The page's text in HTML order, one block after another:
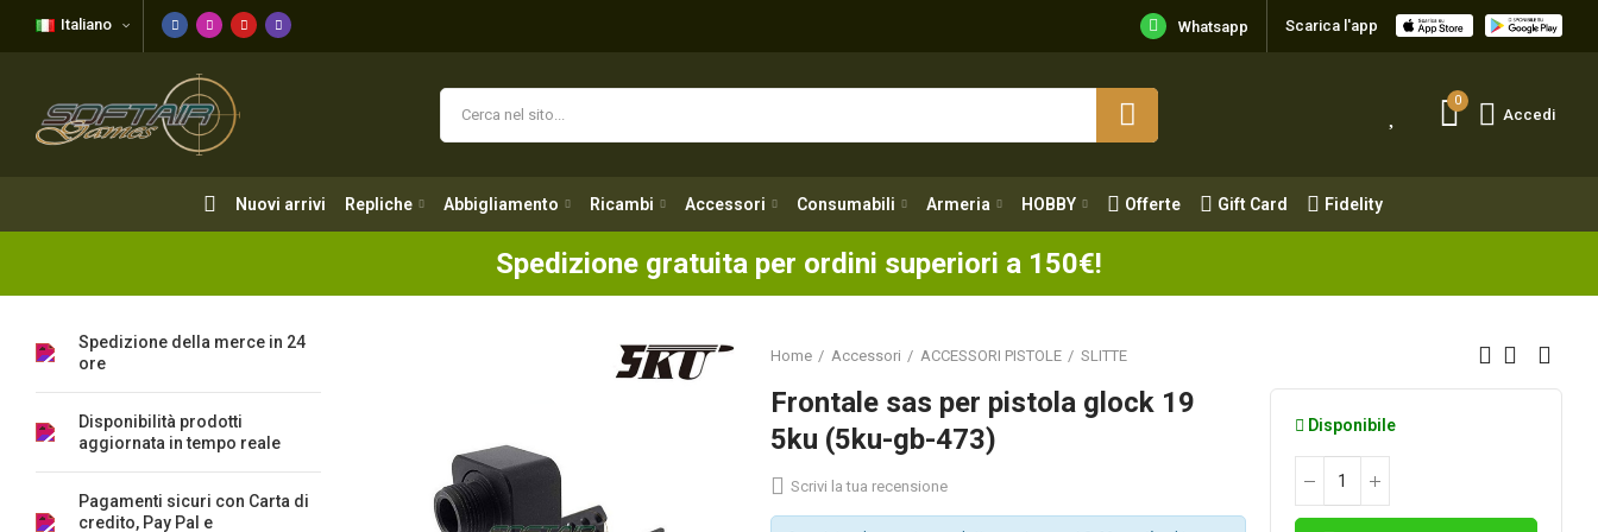
Italiano Whatsapp Scarica l'app
0
Accedi
Nuovi arrivi Repliche Abbigliamento Ricambi Accessori Consumabili Armeria HOBBY Offerte Gift Card Fidelity
Spedizione gratuita per ordini superiori a 150€!
Nuovi arrivi Offerte Gift Card Fidelity
Home Accessori ACCESSORI PISTOLE SLITTE
Frontale sas per pistola glock 19
5ku (5ku-gb-473)
Scrivi la tua recensione
Disponibile
Spedizione della merce in 24
ore
Disponibilità prodotti
aggiornata in tempo reale
Pagamenti sicuri con Carta di
credito, Pay Pal e